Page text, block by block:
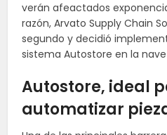
verán afeactados
razón, Arvato Supply Chain
segundo y decidió
sistema Autostore en la
Autostore, ideal
automatizar